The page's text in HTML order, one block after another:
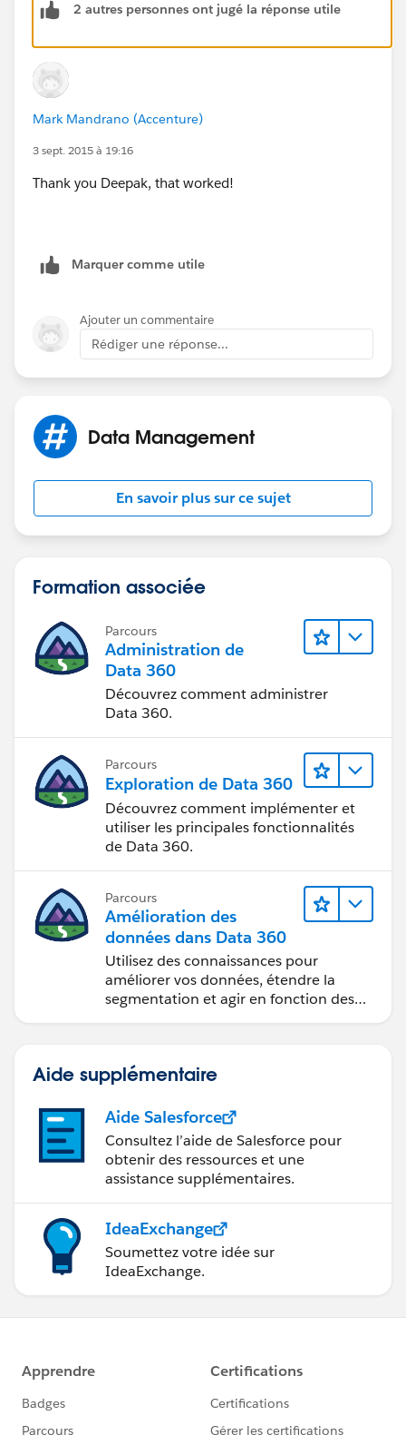
2 autres personnes ont jugé la réponse utile
Mark Mandrano (Accenture)
3 sept. 2015 à 19:16
Thank you Deepak, that worked!
Marquer comme utile
Ajouter un commentaire
Rédiger une réponse...
Data Management
En savoir plus sur ce sujet
Formation associée
Parcours
Administration de
Data 360
Découvrez comment administrer
Data 360.
Parcours
Exploration de Data 360
Découvrez comment implémenter et
utiliser les principales fonctionnalités
de Data 360.
Parcours
Amélioration des
données dans Data 360
Utilisez des connaissances pour
améliorer vos données, étendre la
segmentation et agir en fonction des
données.
Aide supplémentaire
Aide Salesforce
Consultez l’aide de Salesforce pour
obtenir des ressources et une
assistance supplémentaires.
IdeaExchange
Soumettez votre idée sur
IdeaExchange.